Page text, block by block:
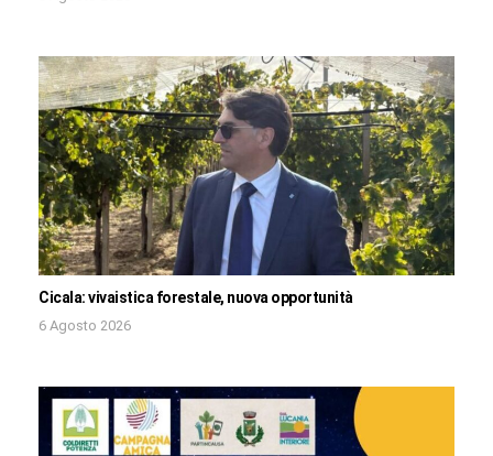
Cicala: vivaistica forestale, nuova opportunità
6 Agosto 2026